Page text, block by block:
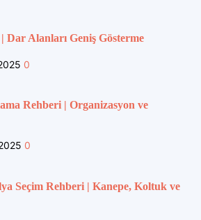
Alanları Geniş Gösterme
0
Rehberi | Organizasyon ve
0
Seçim Rehberi | Kanepe, Koltuk ve